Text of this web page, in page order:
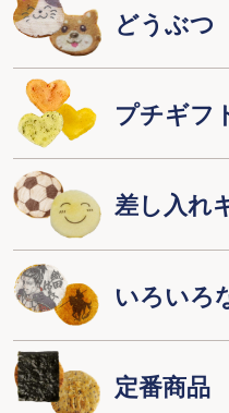
どうぶつ
プチギフ
差し入れ
いろいろ
定番商品